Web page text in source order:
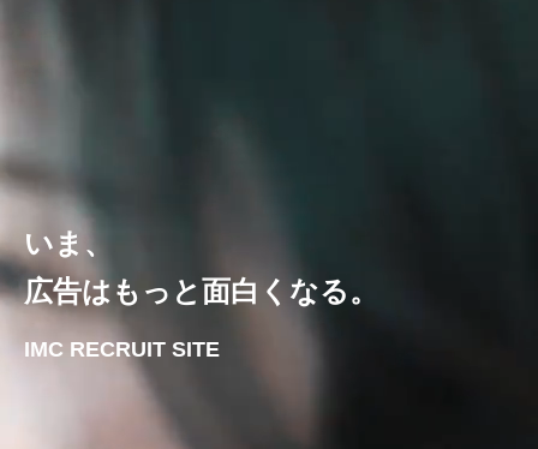
いま、
広告はもっと面白くなる。
IMC RECRUIT SITE